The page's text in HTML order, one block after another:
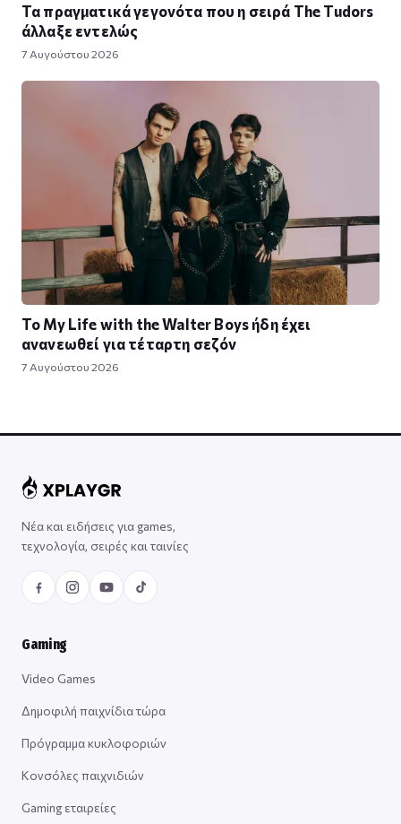
Τα πραγματικά γεγονότα που η σειρά The Tudors
άλλαξε εντελώς
7 Αυγούστου 2026
Το My Life with the Walter Boys ήδη έχει
ανανεωθεί για τέταρτη σεζόν
7 Αυγούστου 2026
Νέα και ειδήσεις για games,
τεχνολογία, σειρές και ταινίες
Gaming
Video Games
Δημοφιλή παιχνίδια τώρα
Πρόγραμμα κυκλοφοριών
Κονσόλες παιχνιδιών
Gaming εταιρείες